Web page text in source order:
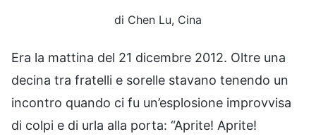
di Chen Lu, Cina
Era la mattina del 21 dicembre 2012. Oltre una
decina tra fratelli e sorelle stavano tenendo un
incontro quando ci fu un’esplosione improvvisa
di colpi e di urla alla porta: “Aprite! Aprite!